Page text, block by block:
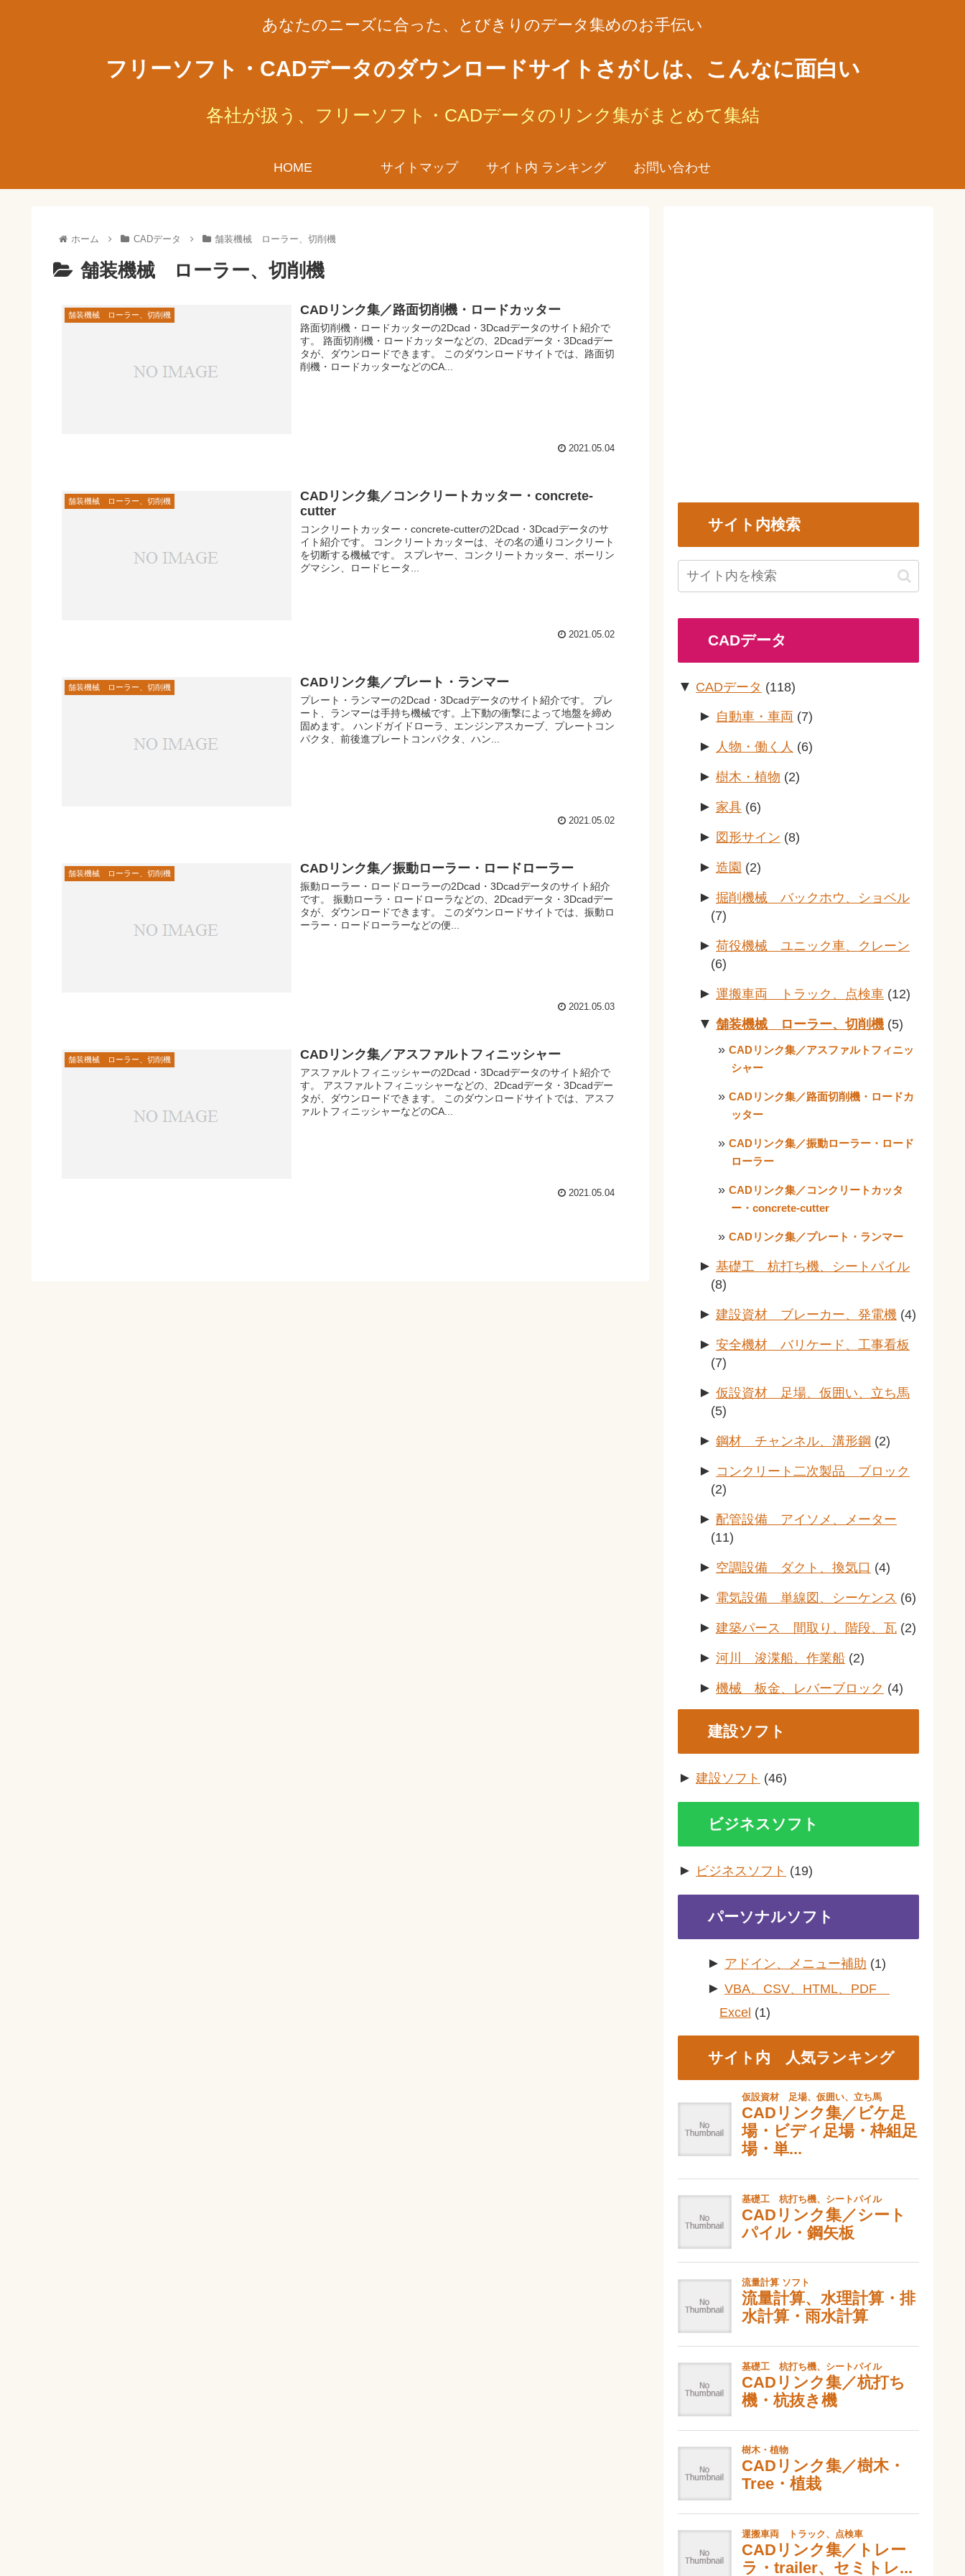
あなたのニーズに合った、とびきりのデータ集めのお手伝い
フリーソフト・CADデータのダウンロードサイトさがしは、こんなに面白い
各社が扱う、フリーソフト・CADデータのリンク集がまとめて集結
HOME サイトマップ サイト内 ランキング お問い合わせ
ホーム CADデータ 舗装機械 ローラー、切削機
舗装機械 ローラー、切削機
舗装機械 ローラー、切削機 CADリンク集／路面切削機・ロードカッター
路面切削機・ロードカッターの2Dcad・3Dcadデータのサイト紹介で
す。 路面切削機・ロードカッターなどの、2Dcadデータ・3Dcadデー
タが、ダウンロードできます。 このダウンロードサイトでは、路面切
削機・ロードカッターなどのCA...
2021.05.04
舗装機械 ローラー、切削機
CADリンク集／コンクリートカッター・concrete-
cutter
コンクリートカッター・concrete-cutterの2Dcad・3Dcadデータのサ
イト紹介です。 コンクリートカッターは、その名の通りコンクリート
を切断する機械です。 スプレヤー、コンクリートカッター、ボーリン
グマシン、ロードヒータ...
2021.05.02
舗装機械 ローラー、切削機 CADリンク集／プレート・ランマー
プレート・ランマーの2Dcad・3Dcadデータのサイト紹介です。 プレ
ート、ランマーは手持ち機械です。上下動の衝撃によって地盤を締め
固めます。 ハンドガイドローラ、エンジンアスカーブ、プレートコン
パクタ、前後進プレートコンパクタ、ハン...
2021.05.02
舗装機械 ローラー、切削機 CADリンク集／振動ローラー・ロードローラー
振動ローラー・ロードローラーの2Dcad・3Dcadデータのサイト紹介
です。 振動ローラ・ロードローラなどの、2Dcadデータ・3Dcadデー
タが、ダウンロードできます。 このダウンロードサイトでは、振動ロ
ーラー・ロードローラーなどの便...
2021.05.03
舗装機械 ローラー、切削機 CADリンク集／アスファルトフィニッシャー
アスファルトフィニッシャーの2Dcad・3Dcadデータのサイト紹介で
す。 アスファルトフィニッシャーなどの、2Dcadデータ・3Dcadデー
タが、ダウンロードできます。 このダウンロードサイトでは、アスフ
ァルトフィニッシャーなどのCA...
2021.05.04
サイト内検索
CADデータ
▼ CADデータ (118)
► 自動車・車両 (7)
► 人物・働く人 (6)
► 樹木・植物 (2)
► 家具 (6)
► 図形サイン (8)
► 造園 (2)
► 掘削機械 バックホウ、ショベル
(7)
► 荷役機械 ユニック車、クレーン
(6)
► 運搬車両 トラック、点検車 (12)
▼ 舗装機械 ローラー、切削機 (5)
CADリンク集／アスファルトフィニッ
シャー
CADリンク集／路面切削機・ロードカ
ッター
CADリンク集／振動ローラー・ロード
ローラー
CADリンク集／コンクリートカッタ
ー・concrete-cutter
CADリンク集／プレート・ランマー
► 基礎工 杭打ち機、シートパイル
(8)
► 建設資材 ブレーカー、発電機 (4)
► 安全機材 バリケード、工事看板
(7)
► 仮設資材 足場、仮囲い、立ち馬
(5)
► 鋼材 チャンネル、溝形鋼 (2)
► コンクリート二次製品 ブロック
(2)
► 配管設備 アイソメ、メーター
(11)
► 空調設備 ダクト、換気口 (4)
► 電気設備 単線図、シーケンス (6)
► 建築パース 間取り、階段、瓦 (2)
► 河川 浚渫船、作業船 (2)
► 機械 板金、レバーブロック (4)
建設ソフト
► 建設ソフト (46)
ビジネスソフト
► ビジネスソフト (19)
パーソナルソフト
► アドイン、メニュー補助 (1)
► VBA、CSV、HTML、PDF
Excel (1)
サイト内 人気ランキング